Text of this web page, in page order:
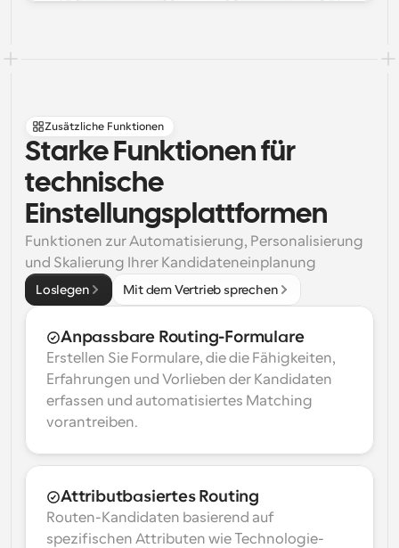
Zusätzliche Funktionen
Starke Funktionen für
technische
Einstellungsplattformen
Funktionen zur Automatisierung, Personalisierung
und Skalierung Ihrer Kandidateneinplanung
Loslegen Mit dem Vertrieb sprechen
Anpassbare Routing-Formulare
Erstellen Sie Formulare, die die Fähigkeiten,
Erfahrungen und Vorlieben der Kandidaten
erfassen und automatisiertes Matching
vorantreiben.
Attributbasiertes Routing
Routen-Kandidaten basierend auf
spezifischen Attributen wie Technologie-